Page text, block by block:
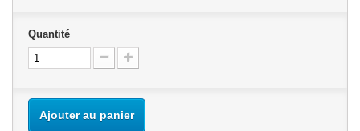
Quantité
Ajouter au panier